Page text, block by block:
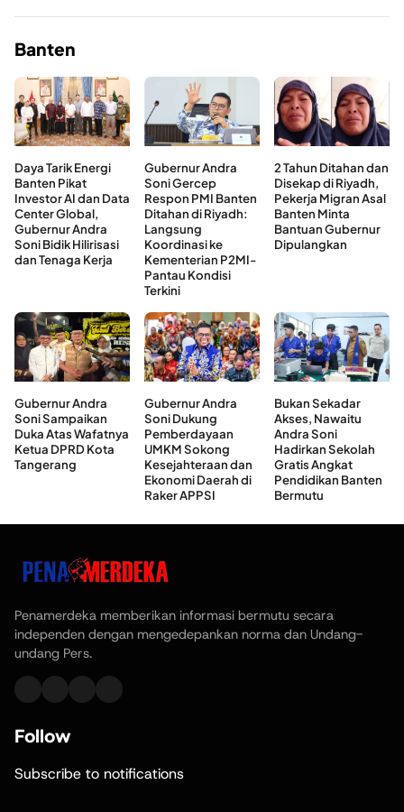
Banten
Daya Tarik Energi
Banten Pikat
Investor AI dan Data
Center Global,
Gubernur Andra
Soni Bidik Hilirisasi
dan Tenaga Kerja
Gubernur Andra
Soni Gercep
Respon PMI Banten
Ditahan di Riyadh:
Langsung
Koordinasi ke
Kementerian P2MI-
Pantau Kondisi
Terkini
2 Tahun Ditahan dan
Disekap di Riyadh,
Pekerja Migran Asal
Banten Minta
Bantuan Gubernur
Dipulangkan
Gubernur Andra
Soni Sampaikan
Duka Atas Wafatnya
Ketua DPRD Kota
Tangerang
Gubernur Andra
Soni Dukung
Pemberdayaan
UMKM Sokong
Kesejahteraan dan
Ekonomi Daerah di
Raker APPSI
Bukan Sekadar
Akses, Nawaitu
Andra Soni
Hadirkan Sekolah
Gratis Angkat
Pendidikan Banten
Bermutu
Penamerdeka memberikan informasi bermutu secara
independen dengan mengedepankan norma dan Undang-
undang Pers.
Follow
Subscribe to notifications